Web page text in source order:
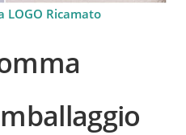
Ricamato